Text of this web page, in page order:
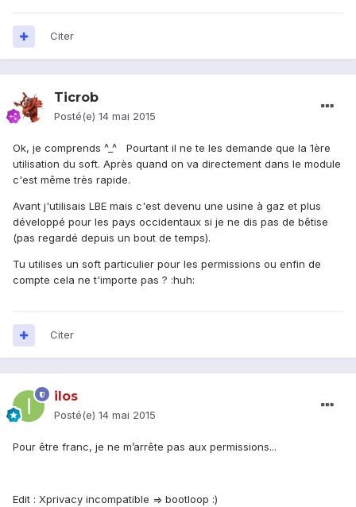
Citer
Ticrob
Posté(e) 14 mai 2015
Ok, je comprends ^_^ Pourtant il ne te les demande que la 1ère
utilisation du soft. Après quand on va directement dans le module
c'est même très rapide.
Avant j'utilisais LBE mais c'est devenu une usine à gaz et plus
développé pour les pays occidentaux si je ne dis pas de bêtise
(pas regardé depuis un bout de temps).
Tu utilises un soft particulier pour les permissions ou enfin de
compte cela ne t'importe pas ? :huh:
Citer
ilos
Posté(e) 14 mai 2015
Pour être franc, je ne m’arrête pas aux permissions...
Edit : Xprivacy incompatible => bootloop :)